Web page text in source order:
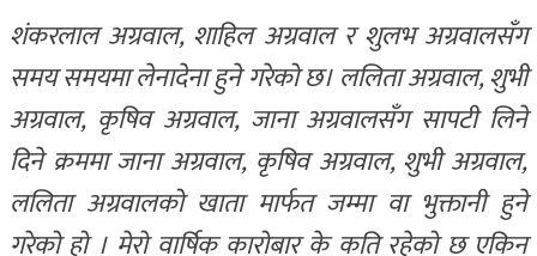
शंकरलाल अग्रवाल, शाहिल अग्रवाल र शुलभ अग्रवालसँग
समय समयमा लेनादेना हुने गरेको छ। ललिता अग्रवाल, शुभी
अग्रवाल, कृषिव अग्रवाल, जाना अग्रवालसँग सापटी लिने
दिने क्रममा जाना अग्रवाल, कृषिव अग्रवाल, शुभी अग्रवाल,
ललिता अग्रवालको खाता मार्फत जम्मा वा भुक्तानी हुने
गरेको हो । मेरो वार्षिक कारोबार के कति रहेको छ एकिन